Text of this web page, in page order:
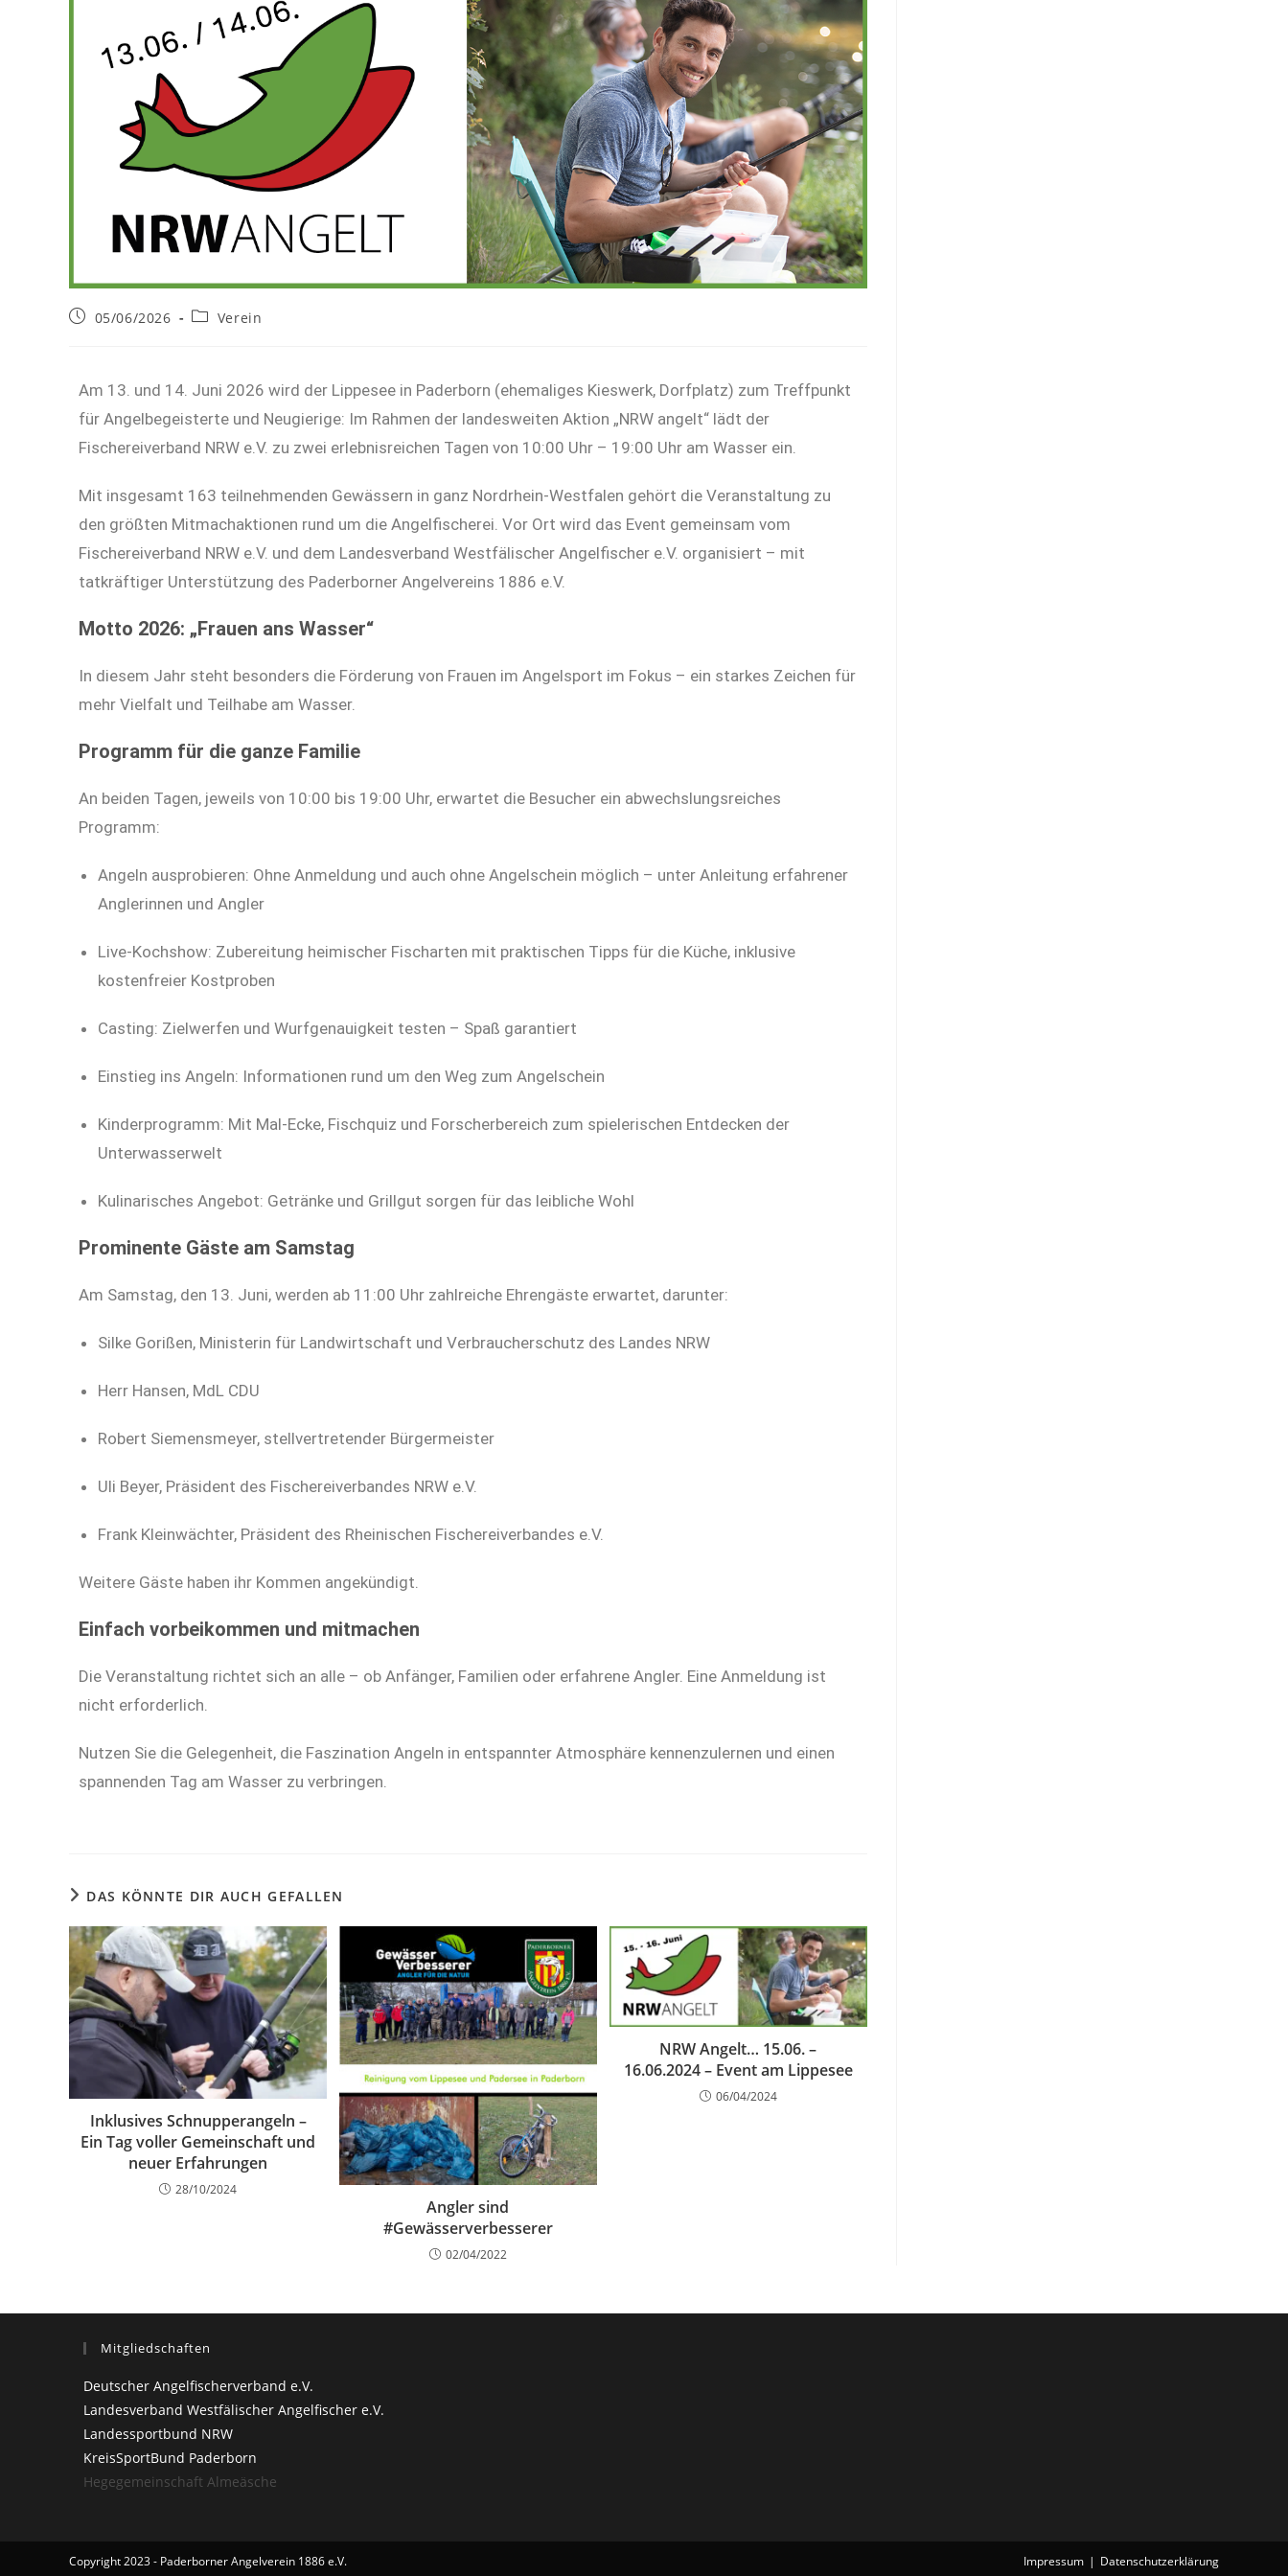
05/06/2026 Verein
Am 13. und 14. Juni 2026 wird der Lippesee in Paderborn (ehemaliges Kieswerk, Dorfplatz) zum Treffpunkt
für Angelbegeisterte und Neugierige: Im Rahmen der landesweiten Aktion „NRW angelt“ lädt der
Fischereiverband NRW e.V. zu zwei erlebnisreichen Tagen von 10:00 Uhr – 19:00 Uhr am Wasser ein.
Mit insgesamt 163 teilnehmenden Gewässern in ganz Nordrhein-Westfalen gehört die Veranstaltung zu
den größten Mitmachaktionen rund um die Angelfischerei. Vor Ort wird das Event gemeinsam vom
Fischereiverband NRW e.V. und dem Landesverband Westfälischer Angelfischer e.V. organisiert – mit
tatkräftiger Unterstützung des Paderborner Angelvereins 1886 e.V.
Motto 2026: „Frauen ans Wasser“
In diesem Jahr steht besonders die Förderung von Frauen im Angelsport im Fokus – ein starkes Zeichen für
mehr Vielfalt und Teilhabe am Wasser.
Programm für die ganze Familie
An beiden Tagen, jeweils von 10:00 bis 19:00 Uhr, erwartet die Besucher ein abwechslungsreiches
Programm:
Angeln ausprobieren: Ohne Anmeldung und auch ohne Angelschein möglich – unter Anleitung erfahrener
Anglerinnen und Angler
Live-Kochshow: Zubereitung heimischer Fischarten mit praktischen Tipps für die Küche, inklusive
kostenfreier Kostproben
Casting: Zielwerfen und Wurfgenauigkeit testen – Spaß garantiert
Einstieg ins Angeln: Informationen rund um den Weg zum Angelschein
Kinderprogramm: Mit Mal-Ecke, Fischquiz und Forscherbereich zum spielerischen Entdecken der
Unterwasserwelt
Kulinarisches Angebot: Getränke und Grillgut sorgen für das leibliche Wohl
Prominente Gäste am Samstag
Am Samstag, den 13. Juni, werden ab 11:00 Uhr zahlreiche Ehrengäste erwartet, darunter:
Silke Gorißen, Ministerin für Landwirtschaft und Verbraucherschutz des Landes NRW
Herr Hansen, MdL CDU
Robert Siemensmeyer, stellvertretender Bürgermeister
Uli Beyer, Präsident des Fischereiverbandes NRW e.V.
Frank Kleinwächter, Präsident des Rheinischen Fischereiverbandes e.V.
Weitere Gäste haben ihr Kommen angekündigt.
Einfach vorbeikommen und mitmachen
Die Veranstaltung richtet sich an alle – ob Anfänger, Familien oder erfahrene Angler. Eine Anmeldung ist
nicht erforderlich.
Nutzen Sie die Gelegenheit, die Faszination Angeln in entspannter Atmosphäre kennenzulernen und einen
spannenden Tag am Wasser zu verbringen.
DAS KÖNNTE DIR AUCH GEFALLEN
Inklusives Schnupperangeln –
Ein Tag voller Gemeinschaft und
neuer Erfahrungen
28/10/2024
Angler sind
#Gewässerverbesserer
02/04/2022
NRW Angelt… 15.06. –
16.06.2024 – Event am Lippesee
06/04/2024
Mitgliedschaften
Deutscher Angelfischerverband e.V.
Landesverband Westfälischer Angelfischer e.V.
Landessportbund NRW
KreisSportBund Paderborn
Hegegemeinschaft Almeäsche
Impressum Datenschutzerklärung
Copyright 2023 - Paderborner Angelverein 1886 e.V.